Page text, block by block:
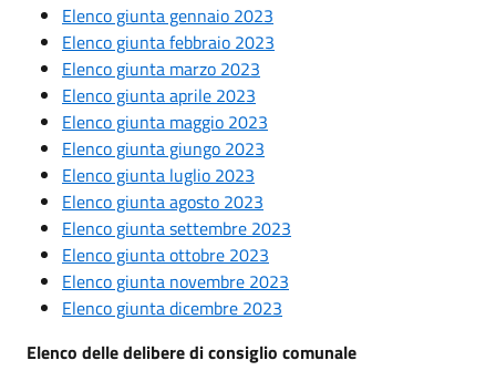
Elenco giunta gennaio 2023
Elenco giunta febbraio 2023
Elenco giunta marzo 2023
Elenco giunta aprile 2023
Elenco giunta maggio 2023
Elenco giunta giungo 2023
Elenco giunta luglio 2023
Elenco giunta agosto 2023
Elenco giunta settembre 2023
Elenco giunta ottobre 2023
Elenco giunta novembre 2023
Elenco giunta dicembre 2023
Elenco delle delibere di consiglio comunale